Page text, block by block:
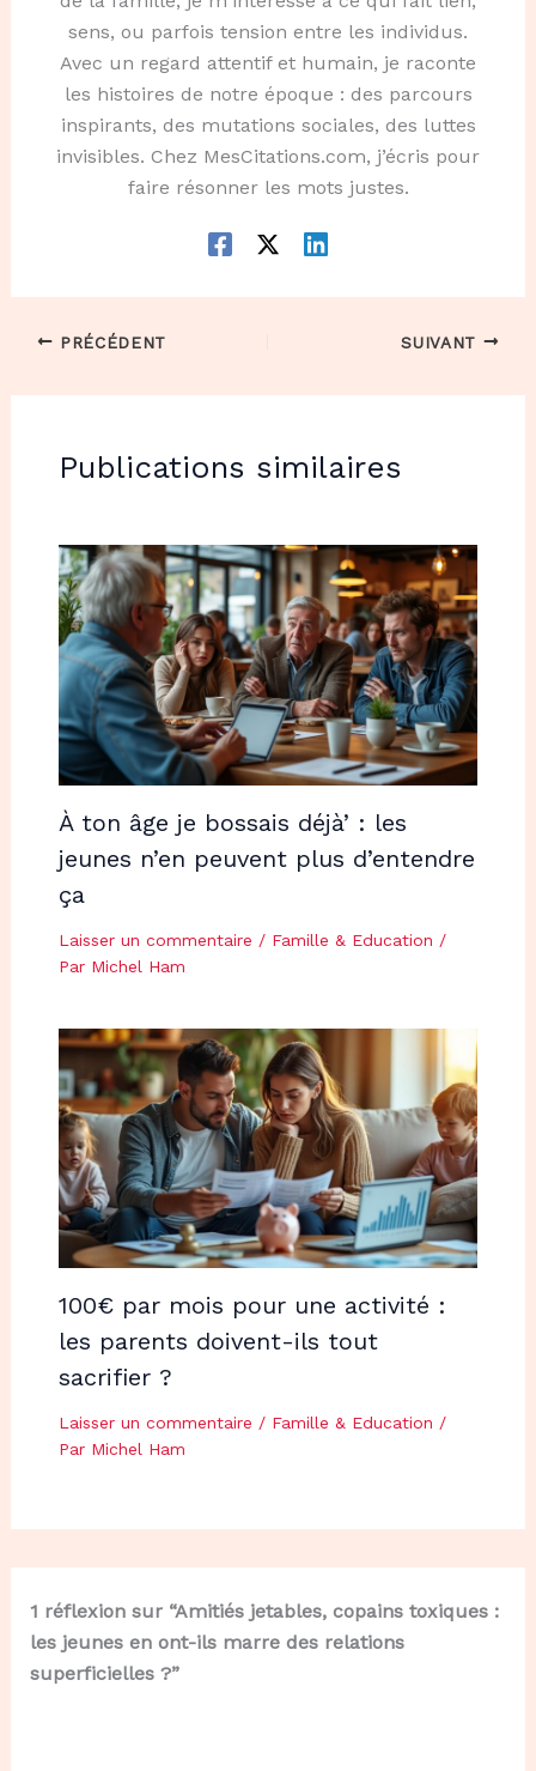
sens, ou parfois tension entre les individus.
Avec un regard attentif et humain, je raconte
les histoires de notre époque : des parcours
inspirants, des mutations sociales, des luttes
invisibles. Chez MesCitations.com, j’écris pour
faire résonner les mots justes.
PRÉCÉDENT SUIVANT
Publications similaires
À ton âge je bossais déjà’ : les
jeunes n’en peuvent plus d’entendre
ça
Laisser un commentaire / Famille & Education /
Par Michel Ham
100€ par mois pour une activité :
les parents doivent-ils tout
sacrifier ?
Laisser un commentaire / Famille & Education /
Par Michel Ham
1 réflexion sur “Amitiés jetables, copains toxiques :
les jeunes en ont-ils marre des relations
superficielles ?”